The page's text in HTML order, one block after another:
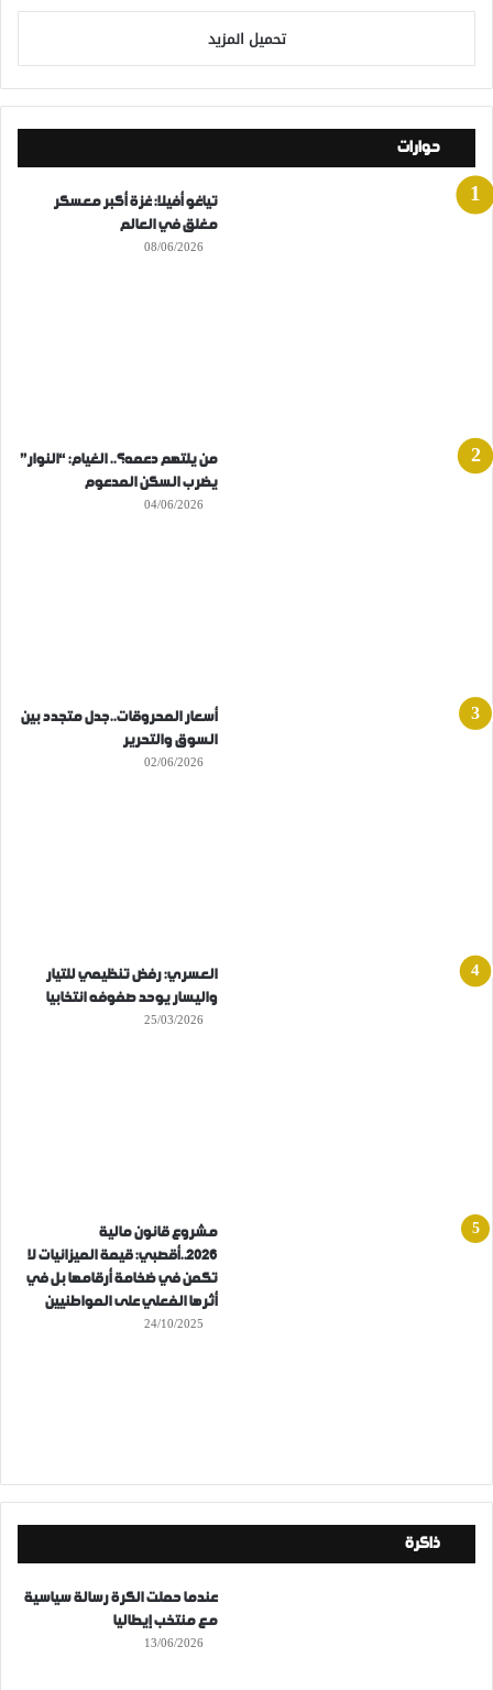
تحميل المزيد
حوارات
تياغو أفيلا: غزة أكبر معسكر
مغلق في العالم
08/06/2026
من يلتهم دعمه؟.. الغيام: “النوار”
يضرب السكن المدعوم
04/06/2026
أسعار المحروقات..جدل متجدد بين
السوق والتحرير
02/06/2026
العسري: رفض تنظيمي للتيار
واليسار يوحد صفوفه انتخابيا
25/03/2026
مشروع قانون مالية
2026..أقصبي: قيمة الميزانيات لا
تكمن في ضخامة أرقامها بل في
أثرها الفعلي على المواطنيين
24/10/2025
ذاكرة
عندما حملت الكرة رسالة سياسية
مع منتخب إيطاليا
13/06/2026